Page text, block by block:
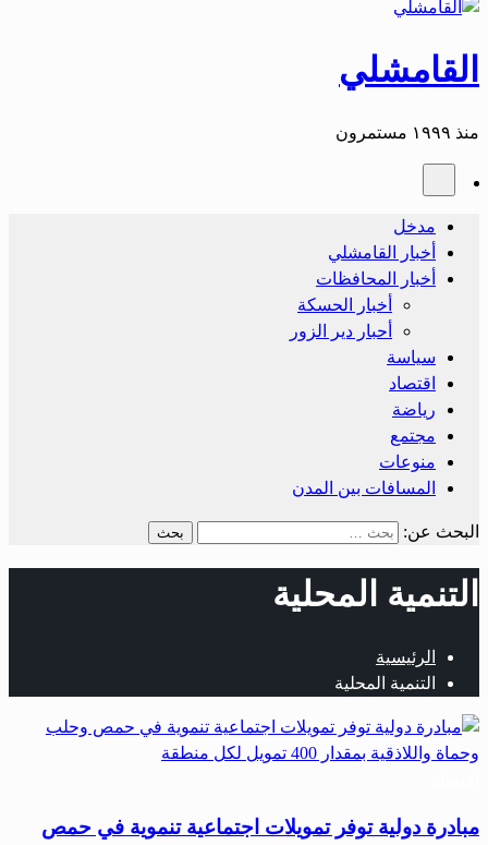
القامشلي
منذ ١٩٩٩ مستمرون
مدخل
أخبار القامشلي
أخبار المحافظات
أخبار الحسكة
أحبار دير الزور
سياسة
اقتصاد
رياضة
مجتمع
منوعات
المسافات بين المدن
البحث عن:
التنمية المحلية
الرئيسية
التنمية المحلية
مبادرة دولية توفر تمويلات اجتماعية تنموية في حمص